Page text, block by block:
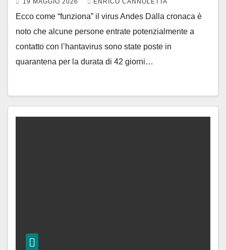
19 MAGGIO 2026 ENRICO CANNOLETTA
Ecco come “funziona” il virus Andes Dalla cronaca è
noto che alcune persone entrate potenzialmente a
contatto con l’hantavirus sono state poste in
quarantena per la durata di 42 giorni…